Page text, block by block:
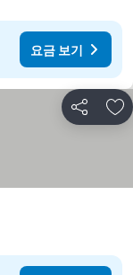
요금 보기
공유 즐